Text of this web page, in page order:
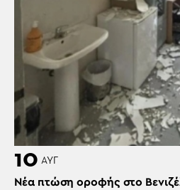
10 ΑΥΓ
Νέα πτώση οροφής στο